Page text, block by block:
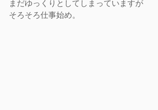
まだゆっくりとしてしまっていますが
そろそろ仕事始め。